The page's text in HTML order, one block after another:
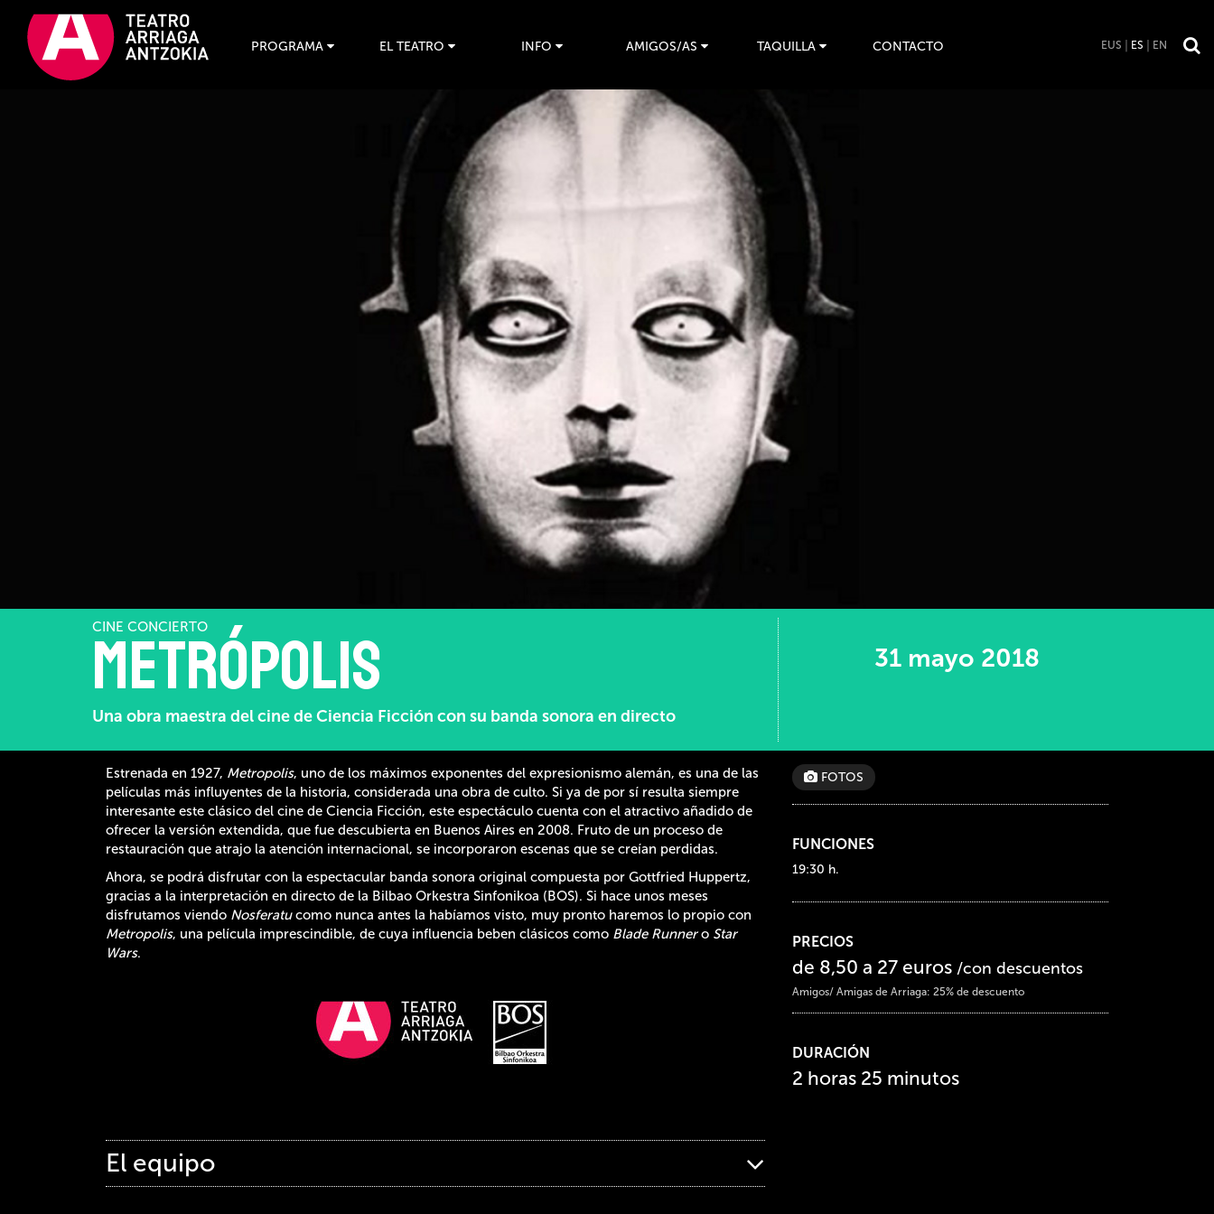
PROGRAMA EL TEATRO INFO AMIGOS/AS TAQUILLA CONTACTO EUS ES EN
CINE CONCIERTO
Metrópolis
Una obra maestra del cine de Ciencia Ficción con su banda sonora en directo
31 mayo 2018
Estrenada en 1927, Metropolis, uno de los máximos exponentes del expresionismo alemán, es una de las
películas más influyentes de la historia, considerada una obra de culto. Si ya de por sí resulta siempre
interesante este clásico del cine de Ciencia Ficción, este espectáculo cuenta con el atractivo añadido de
ofrecer la versión extendida, que fue descubierta en Buenos Aires en 2008. Fruto de un proceso de
restauración que atrajo la atención internacional, se incorporaron escenas que se creían perdidas.
Ahora, se podrá disfrutar con la espectacular banda sonora original compuesta por Gottfried Huppertz,
gracias a la interpretación en directo de la Bilbao Orkestra Sinfonikoa (BOS). Si hace unos meses
disfrutamos viendo Nosferatucomo nunca antes la habíamos visto, muy pronto haremos lo propio con
Metropolis, una película imprescindible, de cuya influencia beben clásicos como Blade Runnero Star
Wars.
El equipo
FOTOS
FUNCIONES
19:30 h.
PRECIOS
de 8,50 a 27 euros /con descuentos
Amigos/ Amigas de Arriaga: 25% de descuento
DURACIÓN
2 horas 25 minutos